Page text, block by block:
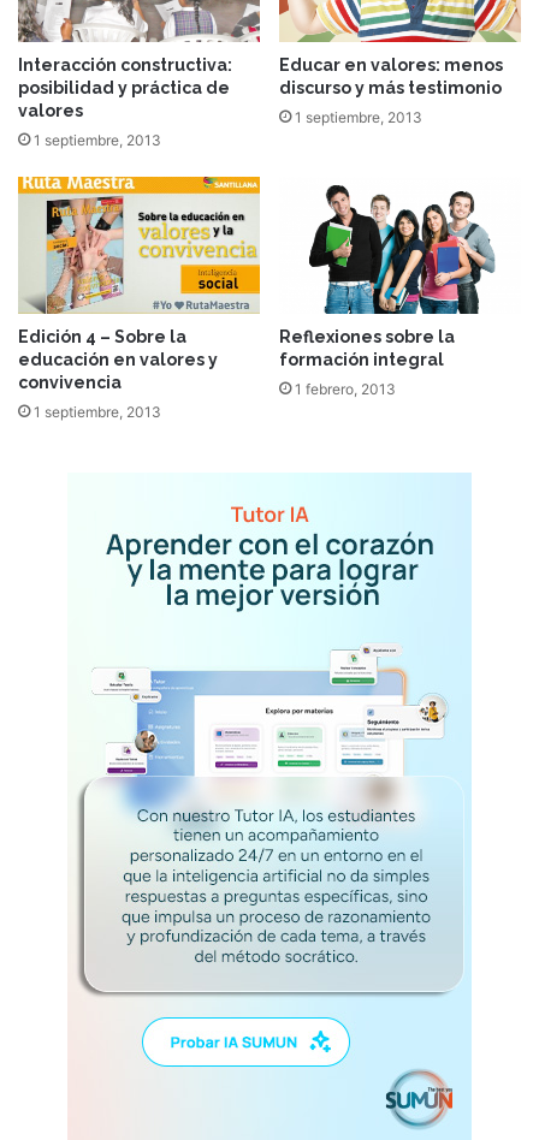
Interacción constructiva:
posibilidad y práctica de
valores
1 septiembre, 2013
Educar en valores: menos
discurso y más testimonio
1 septiembre, 2013
Edición 4 – Sobre la
educación en valores y
convivencia
1 septiembre, 2013
Reflexiones sobre la
formación integral
1 febrero, 2013